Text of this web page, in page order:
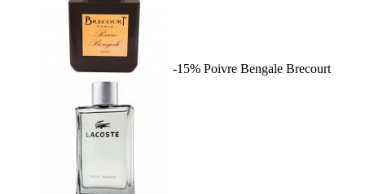
-15% Poivre Bengale Brecourt